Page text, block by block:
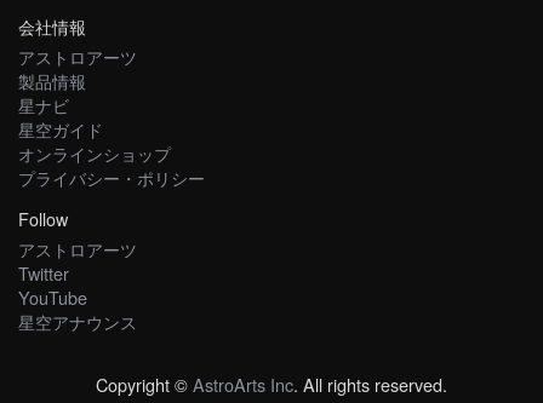
会社情報
アストロアーツ
製品情報
星ナビ
星空ガイド
オンラインショップ
プライバシー・ポリシー
Follow
アストロアーツ
Twitter
YouTube
星空アナウンス
Copyright ©AstroArts Inc. All rights reserved.